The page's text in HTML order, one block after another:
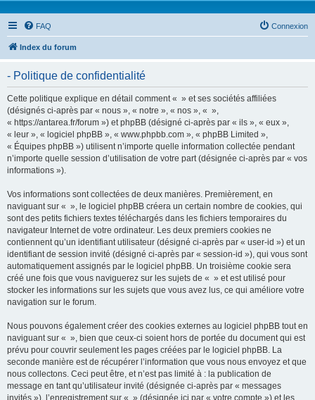
FAQ Connexion
Index du forum
- Politique de confidentialité
Cette politique explique en détail comment « » et ses sociétés affiliées
(désignés ci-après par « nous », « notre », « nos », « »,
« https://antarea.fr/forum ») et phpBB (désigné ci-après par « ils », « eux »,
« leur », « logiciel phpBB », « www.phpbb.com », « phpBB Limited »,
« Équipes phpBB ») utilisent n’importe quelle information collectée pendant
n’importe quelle session d’utilisation de votre part (désignée ci-après par « vos
informations »).
Vos informations sont collectées de deux manières. Premièrement, en
naviguant sur « », le logiciel phpBB créera un certain nombre de cookies, qui
sont des petits fichiers textes téléchargés dans les fichiers temporaires du
navigateur Internet de votre ordinateur. Les deux premiers cookies ne
contiennent qu’un identifiant utilisateur (désigné ci-après par « user-id ») et un
identifiant de session invité (désigné ci-après par « session-id »), qui vous sont
automatiquement assignés par le logiciel phpBB. Un troisième cookie sera
créé une fois que vous naviguerez sur les sujets de « » et est utilisé pour
stocker les informations sur les sujets que vous avez lus, ce qui améliore votre
navigation sur le forum.
Nous pouvons également créer des cookies externes au logiciel phpBB tout en
naviguant sur « », bien que ceux-ci soient hors de portée du document qui est
prévu pour couvrir seulement les pages créées par le logiciel phpBB. La
seconde manière est de récupérer l’information que vous nous envoyez et que
nous collectons. Ceci peut être, et n’est pas limité à : la publication de
message en tant qu’utilisateur invité (désignée ci-après par « messages
invités »), l’enregistrement sur « » (désignée ici par « votre compte ») et les